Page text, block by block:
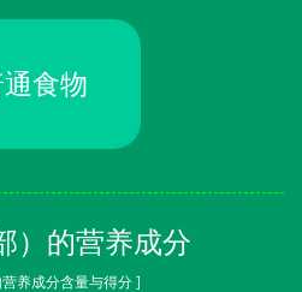
食物
）的营养成分
养成分含量与得分 ]